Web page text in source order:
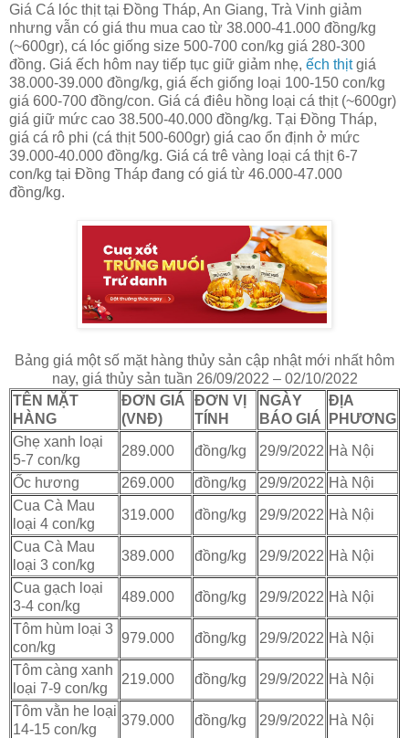
Giá Cá lóc thịt tại Đồng Tháp, An Giang, Trà Vinh giảm
nhưng vẫn có giá thu mua cao từ 38.000-41.000 đồng/kg
(~600gr), cá lóc giống size 500-700 con/kg giá 280-300
đồng. Giá ếch hôm nay tiếp tục giữ giảm nhẹ, ếch thịtgiá
38.000-39.000 đồng/kg, giá ếch giống loại 100-150 con/kg
giá 600-700 đồng/con. Giá cá điêu hồng loại cá thịt (~600gr)
giá giữ mức cao 38.500-40.000 đồng/kg. Tại Đồng Tháp,
giá cá rô phi (cá thịt 500-600gr) giá cao ổn định ở mức
39.000-40.000 đồng/kg. Giá cá trê vàng loại cá thịt 6-7
con/kg tại Đồng Tháp đang có giá từ 46.000-47.000
đồng/kg.
Bảng giá một số mặt hàng thủy sản cập nhật mới nhất hôm
nay, giá thủy sản tuần 26/09/2022 – 02/10/2022
TÊN MẶT
HÀNG
ĐƠN GIÁ
(VNĐ)
ĐƠN VỊ
TÍNH
NGÀY
BÁO GIÁ
ĐỊA
PHƯƠNG
Ghẹ xanh loại
5-7 con/kg
289.000 đồng/kg 29/9/2022 Hà Nội
Ốc hương 269.000 đồng/kg 29/9/2022 Hà Nội
Cua Cà Mau
loại 4 con/kg
319.000 đồng/kg 29/9/2022 Hà Nội
Cua Cà Mau
loại 3 con/kg
389.000 đồng/kg 29/9/2022 Hà Nội
Cua gạch loại
3-4 con/kg
489.000 đồng/kg 29/9/2022 Hà Nội
Tôm hùm loại 3
con/kg
979.000 đồng/kg 29/9/2022 Hà Nội
Tôm càng xanh
loại 7-9 con/kg
219.000 đồng/kg 29/9/2022 Hà Nội
Tôm vằn he loại
14-15 con/kg
379.000 đồng/kg 29/9/2022 Hà Nội